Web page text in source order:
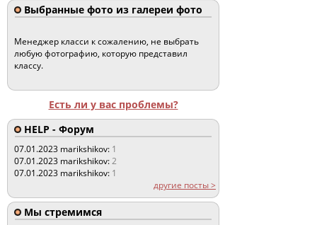
Выбранные фото из галереи фото
Менеджер класси к сожалению, не выбрать
любую фотографию, которую представил
классу.
Есть ли у вас проблемы?
HELP - Форум
07.01.2023 marikshikov: 1
07.01.2023 marikshikov:2
07.01.2023 marikshikov: 1
другие посты >
Мы стремимся